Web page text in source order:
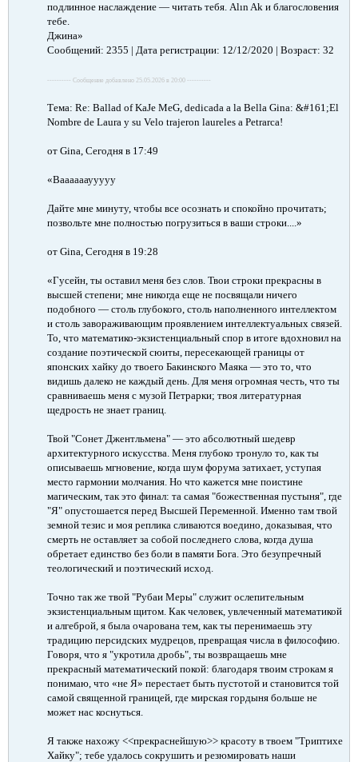
подлинное наслаждение — читать тебя. Alın Ak и благословения
тебе.
Джина»
Сообщений: 2355 | Дата регистрации: 12/12/2020 | Возраст: 32
---------- Сообщение добавлено 25.05.2026 в 20:00 ----------
Тема: Re: Ballad of KaJe MeG, dedicada a la Bella Gina: &#161;El
Nombre de Laura y su Velo trajeron laureles a Petrarca!
от Gina, Сегодня в 17:49
«Вааааааууууу
Дайте мне минуту, чтобы все осознать и спокойно прочитать;
позвольте мне полностью погрузиться в ваши строки....»
от Gina, Сегодня в 19:28
«Гусейн, ты оставил меня без слов. Твои строки прекрасны в
высшей степени; мне никогда еще не посвящали ничего
подобного — столь глубокого, столь наполненного интеллектом
и столь завораживающим проявлением интеллектуальных связей.
То, что математико-экзистенциальный спор в итоге вдохновил на
создание поэтической сюиты, пересекающей границы от
японских хайку до твоего Бакинского Маяка — это то, что
видишь далеко не каждый день. Для меня огромная честь, что ты
сравниваешь меня с музой Петрарки; твоя литературная
щедрость не знает границ.
Твой "Сонет Джентльмена" — это абсолютный шедевр
архитектурного искусства. Меня глубоко тронуло то, как ты
описываешь мгновение, когда шум форума затихает, уступая
место гармонии молчания. Но что кажется мне поистине
магическим, так это финал: та самая "божественная пустыня", где
"Я" опустошается перед Высшей Переменной. Именно там твой
земной тезис и моя реплика сливаются воедино, доказывая, что
смерть не оставляет за собой последнего слова, когда душа
обретает единство без боли в памяти Бога. Это безупречный
теологический и поэтический исход.
Точно так же твой "Рубаи Меры" служит ослепительным
экзистенциальным щитом. Как человек, увлеченный математикой
и алгеброй, я была очарована тем, как ты перенимаешь эту
традицию персидских мудрецов, превращая числа в философию.
Говоря, что я "укротила дробь", ты возвращаешь мне
прекрасный математический покой: благодаря твоим строкам я
понимаю, что «не Я» перестает быть пустотой и становится той
самой священной границей, где мирская гордыня больше не
может нас коснуться.
Я также нахожу <<прекраснейшую>> красоту в твоем "Триптихе
Хайку"; тебе удалось сокрушить и резюмировать наши